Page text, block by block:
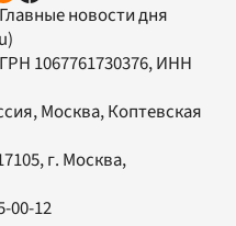
новости дня
1067761730376, ИНН
Москва, Коптевская
, г. Москва,
00-12